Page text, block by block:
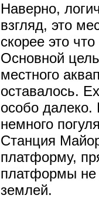
Наверно,
взгляд, это
скорее это
Основной
местного
оставалось.
особо
немного
Станция
платформу,
платформы не
землей.